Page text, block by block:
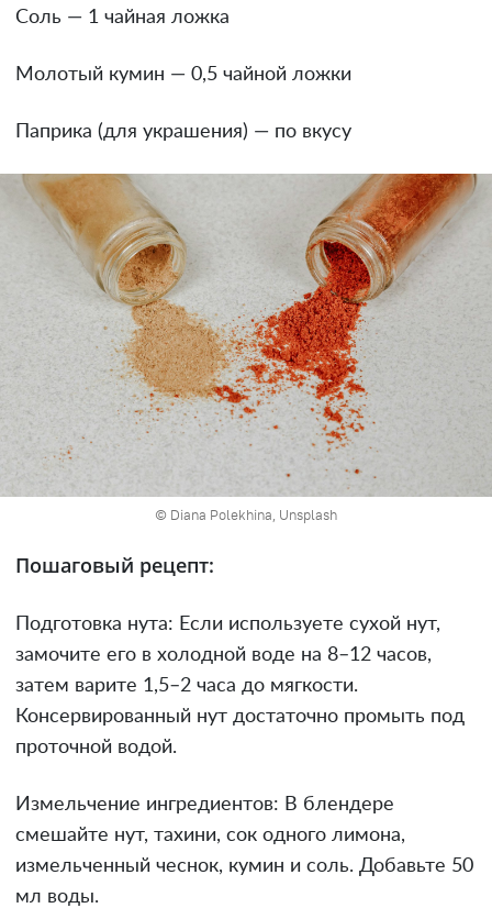
Соль — 1 чайная ложка
Молотый кумин — 0,5 чайной ложки
Паприка (для украшения) — по вкусу
© Diana Polekhina, Unsplash
Пошаговый рецепт:
Подготовка нута: Если используете сухой нут,
замочите его в холодной воде на 8–12 часов,
затем варите 1,5–2 часа до мягкости.
Консервированный нут достаточно промыть под
проточной водой.
Измельчение ингредиентов: В блендере
смешайте нут, тахини, сок одного лимона,
измельченный чеснок, кумин и соль. Добавьте 50
мл воды.